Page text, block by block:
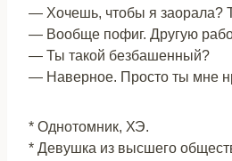
— Хочешь, чтобы я заорала?
— Вообще пофиг. Другую
— Ты такой безбашенный?
— Наверное. Просто ты мне
* Однотомник, ХЭ.
* Девушка из высшего